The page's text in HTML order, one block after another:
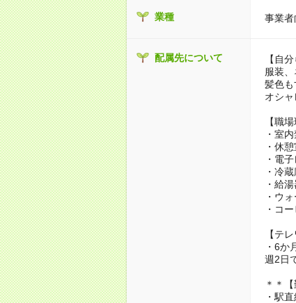
業種 事業
配属先について
【自
服装、
髪色も
オシャ
【職場
・室
・休
・電
・冷
・給
・ウ
・コ
【テ
・6か
週2日
＊＊
・駅